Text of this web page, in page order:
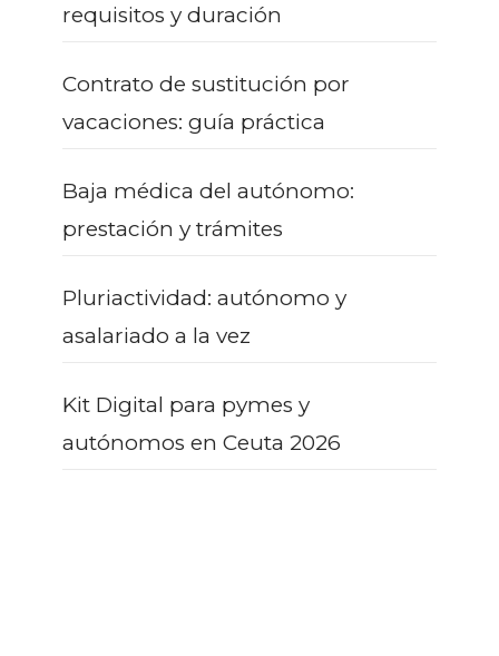
requisitos y duración
Contrato de sustitución por
vacaciones: guía práctica
Baja médica del autónomo:
prestación y trámites
Pluriactividad: autónomo y
asalariado a la vez
Kit Digital para pymes y
autónomos en Ceuta 2026